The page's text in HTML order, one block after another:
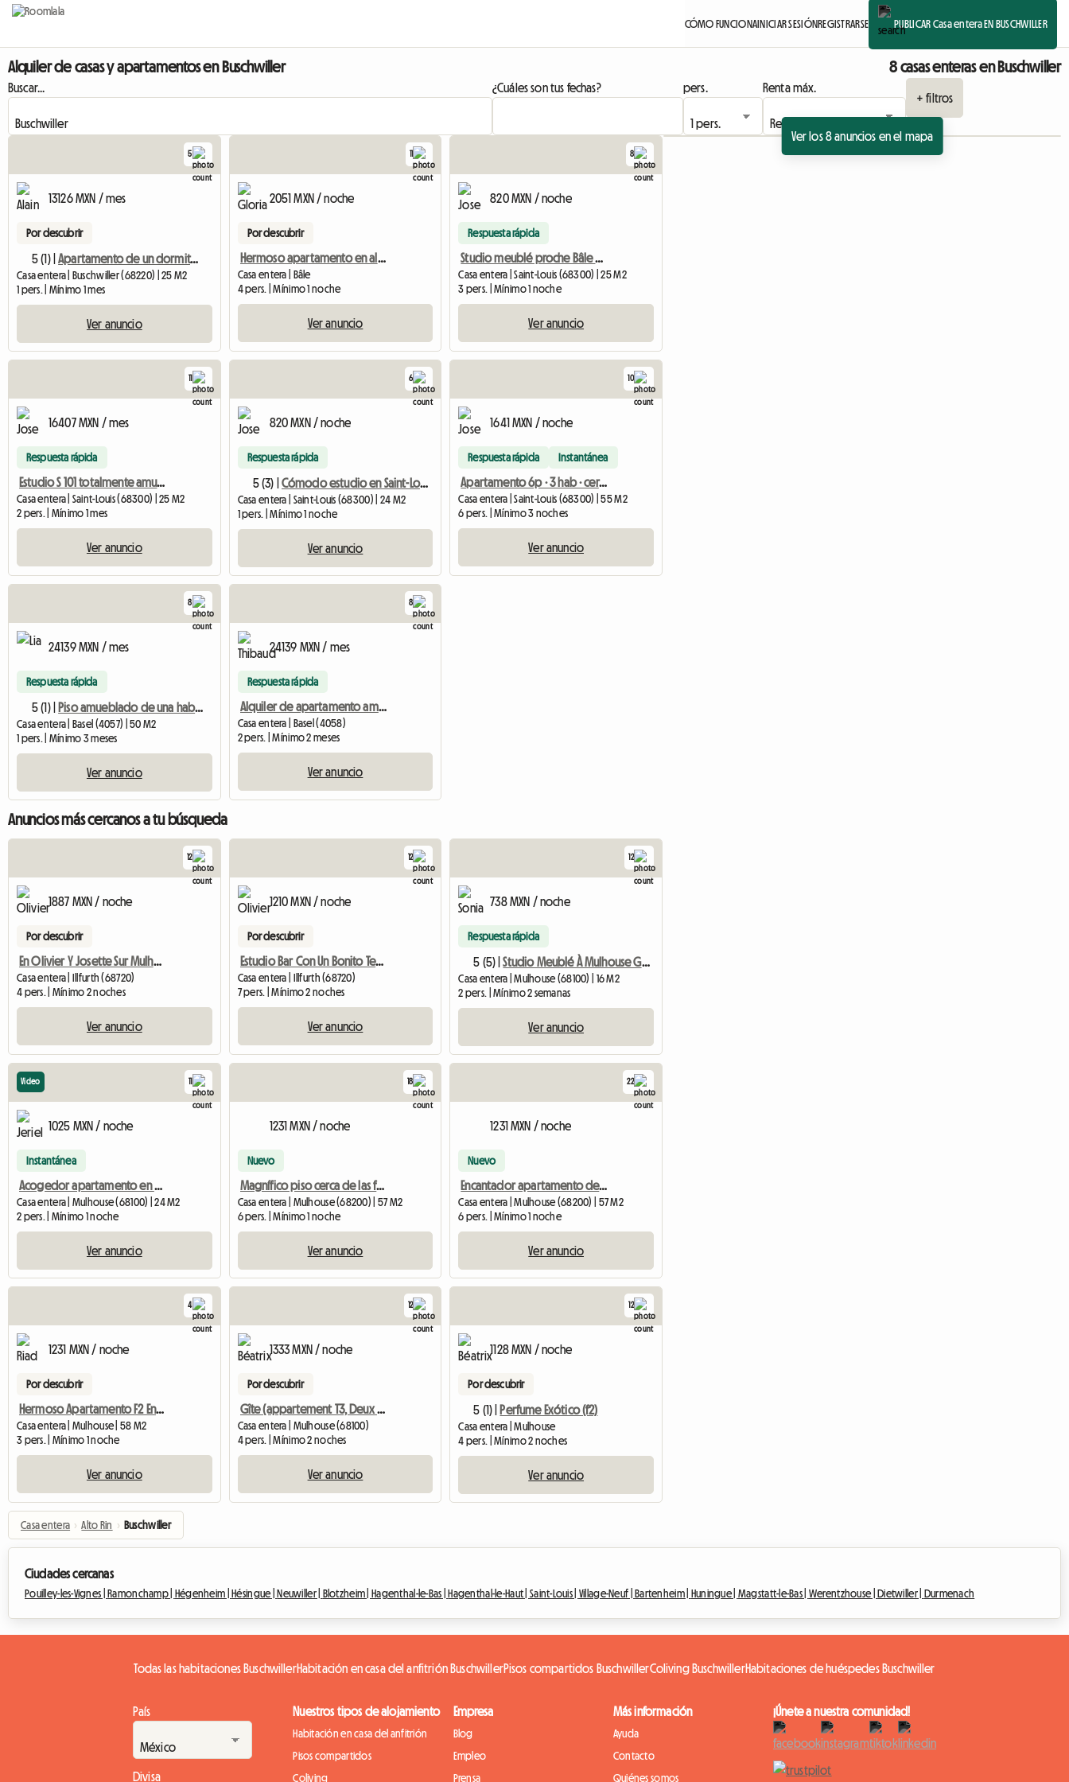
CÓMO FUNCIONAINICIAR SESIÓNREGISTRARSE PUBLICAR Casa entera EN BUSCHWILLER
Alquiler de casas y apartamentos en Buschwiller 8 casas enteras en Buschwiller
Buscar... ¿Cuáles son tus fechas? pers.
Renta máx.
+ filtros
Ver los 8 anuncios en el mapa
5
13126 MXN / mes
Por descubrir
5 (1) | Apartamento de un dormitorio en zona tranquila, en alquiler
Casa entera | Buschwiller (68220) | 25 M2
1 pers. | Mínimo 1 mes
Ver anuncio
11
2051 MXN / noche
Por descubrir
Hermoso apartamento en alquiler en Basilea
Casa entera | Bâle
4 pers. | Mínimo 1 noche
Ver anuncio
8
820 MXN / noche
Respuesta rápida
Studio meublé proche Bâle & Suisse – Saint-Louis (860 D)
Casa entera | Saint-Louis (68300) | 25 M2
3 pers. | Mínimo 1 noche
Ver anuncio
11
16407 MXN / mes
Respuesta rápida
Estudio S 101 totalmente amueblado y equipado – estancias cortas posibles
Casa entera | Saint-Louis (68300) | 25 M2
2 pers. | Mínimo 1 mes
Ver anuncio
6
820 MXN / noche
Respuesta rápida
5 (3) | Cómodo estudio en Saint-Louis – cerca de Suiza 1184/5
Casa entera | Saint-Louis (68300) | 24 M2
1 pers. | Mínimo 1 noche
Ver anuncio
10
1641 MXN / noche
Respuesta rápida Instantánea
Apartamento 6p · 3 hab · cerca Basel y aeropuerto
Casa entera | Saint-Louis (68300) | 55 M2
6 pers. | Mínimo 3 noches
Ver anuncio
8
24139 MXN / mes
Respuesta rápida
5 (1) | Piso amueblado de una habitación
Casa entera | Basel (4057) | 50 M2
1 pers. | Mínimo 3 meses
Ver anuncio
8
24139 MXN / mes
Respuesta rápida
Alquiler de apartamento amueblado de 35 m² en Basilea por 1100 C
Casa entera | Basel (4058)
2 pers. | Mínimo 2 meses
Ver anuncio
Anuncios más cercanos a tu búsqueda
12
1887 MXN / noche
Por descubrir
En Olivier Y Josette Sur Mulhouse Sur
Casa entera | Illfurth (68720)
4 pers. | Mínimo 2 noches
Ver anuncio
12
1210 MXN / noche
Por descubrir
Estudio Bar Con Un Bonito Terreno Disponible
Casa entera | Illfurth (68720)
7 pers. | Mínimo 2 noches
Ver anuncio
12
738 MXN / noche
Respuesta rápida
5 (5) | Studio Meublé À Mulhouse Gare Tgv
Casa entera | Mulhouse (68100) | 16 M2
2 pers. | Mínimo 2 semanas
Ver anuncio
11
Video
1025 MXN / noche
Instantánea
Acogedor apartamento en alquiler
Casa entera | Mulhouse (68100) | 24 M2
2 pers. | Mínimo 1 noche
Ver anuncio
18
1231 MXN / noche
Nuevo
Magnífico piso cerca de las facultades
Casa entera | Mulhouse (68200) | 57 M2
6 pers. | Mínimo 1 noche
Ver anuncio
22
1231 MXN / noche
Nuevo
Encantador apartamento de tres habitaciones cerca de la universidad
Casa entera | Mulhouse (68200) | 57 M2
6 pers. | Mínimo 1 noche
Ver anuncio
4
1231 MXN / noche
Por descubrir
Hermoso Apartamento F2 En Renta
Casa entera | Mulhouse | 58 M2
3 pers. | Mínimo 1 noche
Ver anuncio
12
1333 MXN / noche
Por descubrir
Gîte (appartement T3, Deux Chambres)
Casa entera | Mulhouse (68100)
4 pers. | Mínimo 2 noches
Ver anuncio
12
1128 MXN / noche
Por descubrir
5 (1) | Perfume Exótico (f2)
Casa entera | Mulhouse
4 pers. | Mínimo 2 noches
Ver anuncio
Casa entera › Alto Rin › Buschwiller
Ciudades cercanas
Pouilley-les-Vignes | Ramonchamp | Hégenheim | Hésingue | Neuwiller | Blotzheim | Hagenthal-le-Bas | Hagenthal-le-Haut | Saint-Louis | Village-Neuf | Bartenheim | Huningue | Magstatt-le-Bas | Werentzhouse | Dietwiller | Durmenach
Todas las habitaciones BuschwillerHabitación en casa del anfitrión BuschwillerPisos compartidos BuschwillerColiving BuschwillerHabitaciones de huéspedes Buschwiller
País
Divisa
Nuestros tipos de alojamiento
Habitación en casa del anfitrión
Pisos compartidos
Coliving
Empresa
Blog
Empleo
Prensa
Más información
Ayuda
Contacto
Quiénes somos
¡Únete a nuestra comunidad!